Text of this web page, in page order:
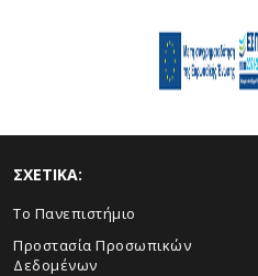
ΣΧΕΤΙΚΑ:
Το Πανεπιστήμιο
Προστασία Προσωπικών
Δεδομένων